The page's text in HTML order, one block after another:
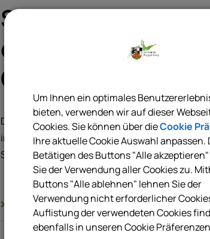
der deutschen
Geburt in
Das Standesamt prüft, ob ein Kind
im Inland die deutsche Staatsangehörigkeit nach
Staatsangehörigkeitsgesetzes erworben hat.
Langbeschreibung
Um Ihnen ein optimales
bieten, verwenden wir auf dieser
Cookies. Sie können über dieCookie
Ihre aktuelle Cookie Auswahl anpassen.
Betätigen des Buttons "Alle
Sie der Verwendung aller Cookies zu.
Buttons "Alle ablehnen" lehnen Sie der
Verwendung nicht erforderlicher
Auflistung der verwendeten Cookies
ebenfalls in unseren Cookie